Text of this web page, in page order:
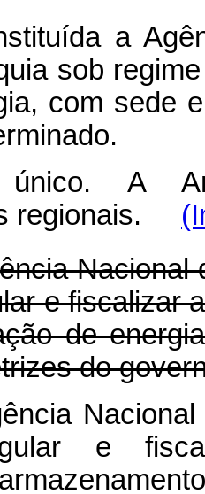
a
sob
com sede
único. A
regionais.
Nacional
e fiscalizar
de
do
e